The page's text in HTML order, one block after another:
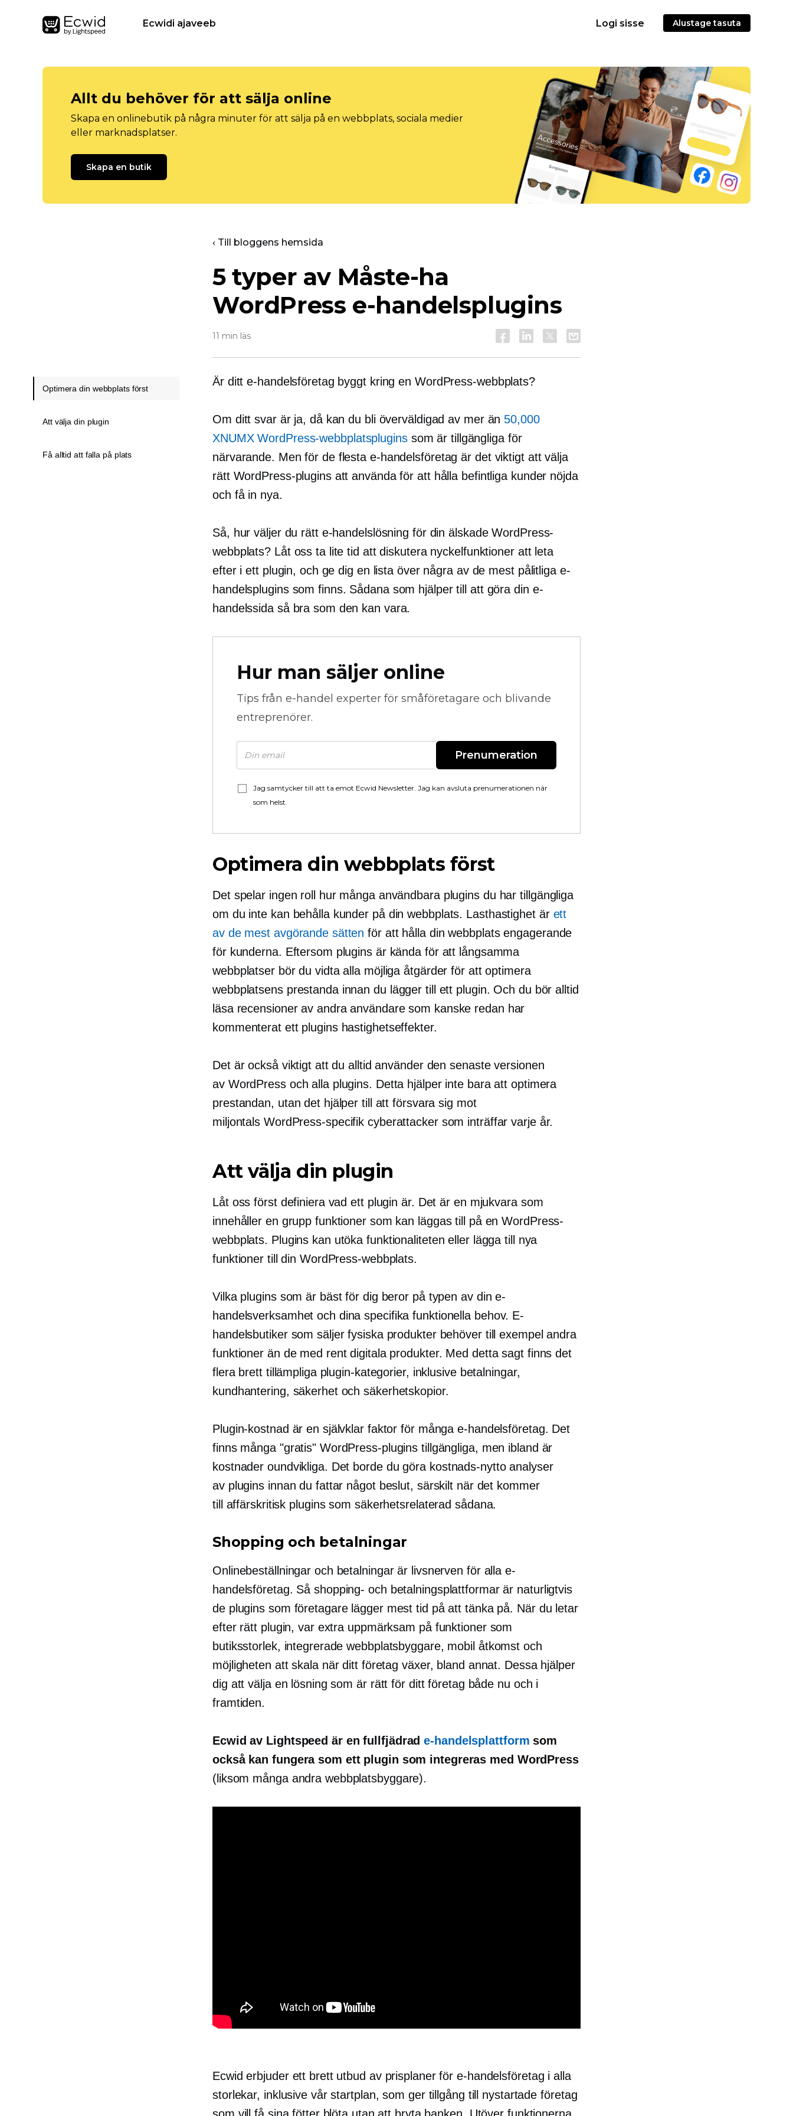
Ecwidi ajaveeb Logi sisse Alustage tasuta
Allt du behöver för att sälja online
Skapa en onlinebutik på några minuter för att sälja på en webbplats, sociala medier
eller marknadsplatser.
Skapa en butik
‹ Till bloggens hemsida
5 typer av Måste-ha
WordPress e-handelsplugins
11 min läs
Är ditt e-handelsföretag byggt kring en WordPress-webbplats?
Om ditt svar är ja, då kan du bli överväldigad av mer än 50,000
XNUMX WordPress-webbplatspluginssom är tillgängliga för
närvarande. Men för de flesta e-handelsföretag är det viktigt att välja
rätt WordPress-plugins att använda för att hålla befintliga kunder nöjda
och få in nya.
Så, hur väljer du rätt e-handelslösning för din älskade WordPress-
webbplats? Låt oss ta lite tid att diskutera nyckelfunktioner att leta
efter i ett plugin, och ge dig en lista över några av de mest pålitliga e-
handelsplugins som finns. Sådana som hjälper till att göra din e-
handelssida så bra som den kan vara.
Hur man säljer online
Tips från e-handel experter för småföretagare och blivande
entreprenörer.
Prenumeration
Jag samtycker till att ta emot Ecwid Newsletter. Jag kan avsluta prenumerationen när
som helst.
Optimera din webbplats först
Det spelar ingen roll hur många användbara plugins du har tillgängliga
om du inte kan behålla kunder på din webbplats. Lasthastighet är ett
av de mest avgörande sätten för att hålla din webbplats engagerande
för kunderna. Eftersom plugins är kända för att långsamma
webbplatser bör du vidta alla möjliga åtgärder för att optimera
webbplatsens prestanda innan du lägger till ett plugin. Och du bör alltid
läsa recensioner av andra användare som kanske redan har
kommenterat ett plugins hastighetseffekter.
Det är också viktigt att du alltid använder den senaste versionen
av WordPress och alla plugins. Detta hjälper inte bara att optimera
prestandan, utan det hjälper till att försvara sig mot
miljontals WordPress-specifik cyberattacker som inträffar varje år.
Att välja din plugin
Låt oss först definiera vad ett plugin är. Det är en mjukvara som
innehåller en grupp funktioner som kan läggas till på en WordPress-
webbplats. Plugins kan utöka funktionaliteten eller lägga till nya
funktioner till din WordPress-webbplats.
Vilka plugins som är bäst för dig beror på typen av din e-
handelsverksamhet och dina specifika funktionella behov. E-
handelsbutiker som säljer fysiska produkter behöver till exempel andra
funktioner än de med rent digitala produkter. Med detta sagt finns det
flera brett tillämpliga plugin-kategorier, inklusive betalningar,
kundhantering, säkerhet och säkerhetskopior.
Plugin-kostnad är en självklar faktor för många e-handelsföretag. Det
finns många "gratis" WordPress-plugins tillgängliga, men ibland är
kostnader oundvikliga. Det borde du göra kostnads-nyttoanalyser
av plugins innan du fattar något beslut, särskilt när det kommer
till affärskritisk plugins som säkerhetsrelaterad sådana.
Shopping och betalningar
Onlinebeställningar och betalningar är livsnerven för alla e-
handelsföretag. Så shopping- och betalningsplattformar är naturligtvis
de plugins som företagare lägger mest tid på att tänka på. När du letar
efter rätt plugin, var extra uppmärksam på funktioner som
butiksstorlek, integrerade webbplatsbyggare, mobil åtkomst och
möjligheten att skala när ditt företag växer, bland annat. Dessa hjälper
dig att välja en lösning som är rätt för ditt företag både nu och i
framtiden.
Ecwid av Lightspeed är enfullfjädrad e-handelsplattform som
också kan fungera som ett plugin som integreras med WordPress
(liksom många andra webbplatsbyggare).
Ecwid erbjuder ett brett utbud av prisplaner för e-handelsföretag i alla
storlekar, inklusive vår startplan, som ger tillgång till nystartade företag
Optimera din webbplats först
Att välja din plugin
Få alltid att falla på plats